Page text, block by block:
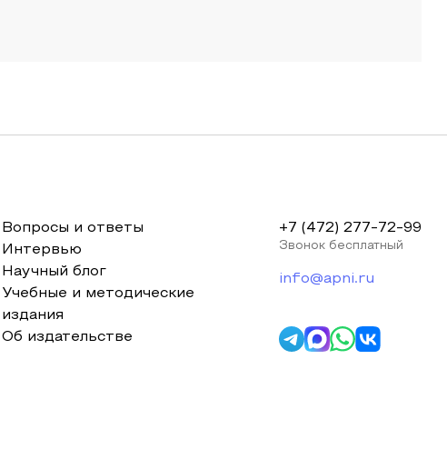
Вопросы и ответы
Интервью
Научный блог
Учебные и методические
издания
Об издательстве
+7 (472) 277-72-99
Звонок бесплатный
info@apni.ru